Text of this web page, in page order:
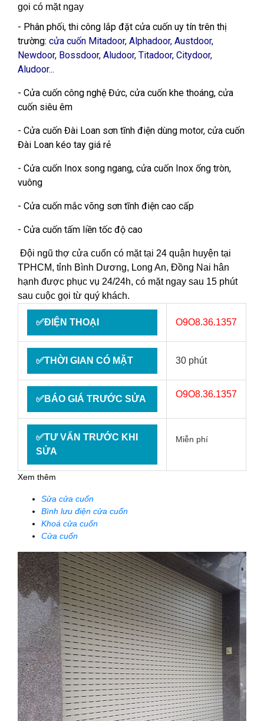
gọi có mặt ngay
- Phân phối, thi công lắp đặt cửa cuốn uy tín trên thị
trường: cửa cuốn Mitadoor, Alphadoor, Austdoor,
Newdoor, Bossdoor, Aludoor, Titadoor, Citydoor,
Aludoor...
- Cửa cuốn công nghệ Đức, cửa cuốn khe thoáng, cửa
cuốn siêu êm
- Cửa cuốn Đài Loan sơn tĩnh điện dùng motor, cửa cuốn
Đài Loan kéo tay giá rẻ
- Cửa cuốn Inox song ngang, cửa cuốn Inox ống tròn,
vuông
- Cửa cuốn mắc võng sơn tĩnh điện cao cấp
- Cửa cuốn tấm liền tốc độ cao
Đội ngũ thợ cửa cuốn có mặt tại 24 quận huyện tại
TPHCM, tỉnh Bình Dương, Long An, Đồng Nai hân
hạnh được phục vụ 24/24h, có mặt ngay sau 15 phút
sau cuộc gọi từ quý khách.
✅ĐIỆN THOẠI O9O8.36.1357
✅THỜI GIAN CÓ MẶT 30 phút
✅BÁO GIÁ TRƯỚC SỬA O9O8.36.1357
✅TƯ VẤN TRƯỚC KHI
SỬA
Miễn phí
Xem thêm
Sửa cửa cuốn
Bình lưu điện cửa cuốn
Khoá cửa cuốn
Cửa cuốn